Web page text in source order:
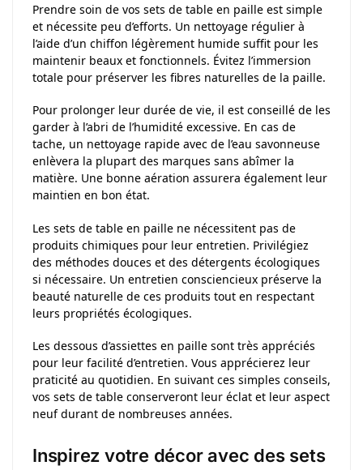
Prendre soin de vos sets de table en paille est simple
et nécessite peu d’efforts. Un nettoyage régulier à
l’aide d’un chiffon légèrement humide suffit pour les
maintenir beaux et fonctionnels. Évitez l’immersion
totale pour préserver les fibres naturelles de la paille.
Pour prolonger leur durée de vie, il est conseillé de les
garder à l’abri de l’humidité excessive. En cas de
tache, un nettoyage rapide avec de l’eau savonneuse
enlèvera la plupart des marques sans abîmer la
matière. Une bonne aération assurera également leur
maintien en bon état.
Les sets de table en paille ne nécessitent pas de
produits chimiques pour leur entretien. Privilégiez
des méthodes douces et des détergents écologiques
si nécessaire. Un entretien consciencieux préserve la
beauté naturelle de ces produits tout en respectant
leurs propriétés écologiques.
Les dessous d’assiettes en paille sont très appréciés
pour leur facilité d’entretien. Vous apprécierez leur
praticité au quotidien. En suivant ces simples conseils,
vos sets de table conserveront leur éclat et leur aspect
neuf durant de nombreuses années.
Inspirez votre décor avec des sets